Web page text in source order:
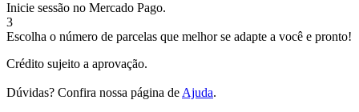
Inicie sessão no Mercado Pago.
3
Escolha o número de parcelas que melhor se adapte a você e pronto!
Crédito sujeito a aprovação.
Dúvidas? Confira nossa página de Ajuda.